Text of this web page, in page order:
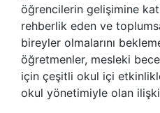
öğrencilerin gelişimine
rehberlik eden ve
bireyler olmalarını
öğretmenler, mesleki
için çeşitli okul içi
okul yönetimiyle olan